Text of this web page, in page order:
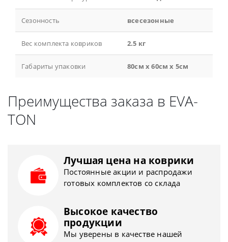
Сезонность всесезонные
Вес комплекта ковриков 2.5 кг
Габариты упаковки 80см x 60см x 5см
Преимущества заказа в EVA-
TON
Лучшая цена на коврики
Постоянные акции и распродажи
готовых комплектов со склада
Высокое качество
продукции
Мы уверены в качестве нашей